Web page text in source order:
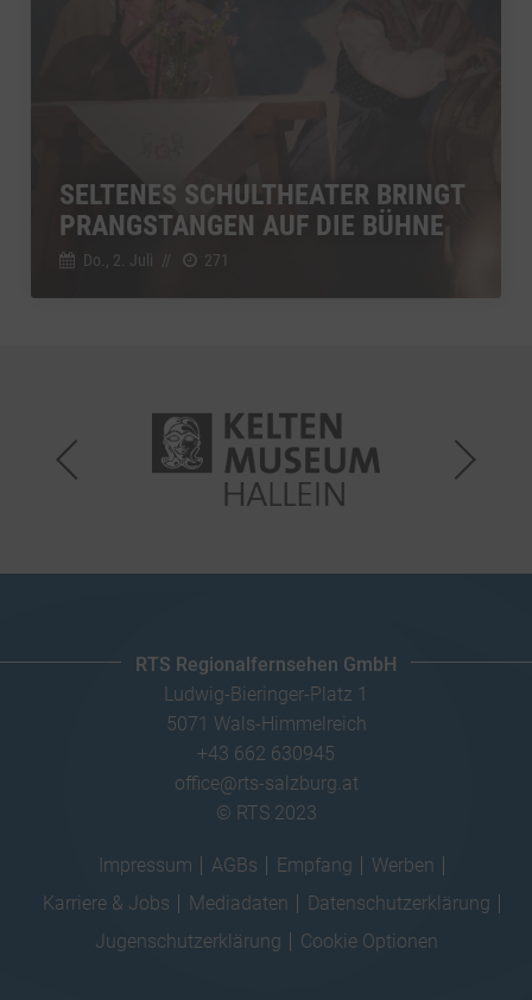
SELTENES SCHULTHEATER BRINGT
PRANGSTANGEN AUF DIE BÜHNE
Do., 2. Juli // 271
RTS Regionalfernsehen GmbH
Ludwig-Bieringer-Platz 1
5071 Wals-Himmelreich
+43 662 630945
office@rts-salzburg.at
© RTS 2023
Impressum AGBs Empfang
Werben
Karriere & Jobs
Mediadaten
Datenschutzerklärung
Jugenschutzerklärung
Cookie Optionen